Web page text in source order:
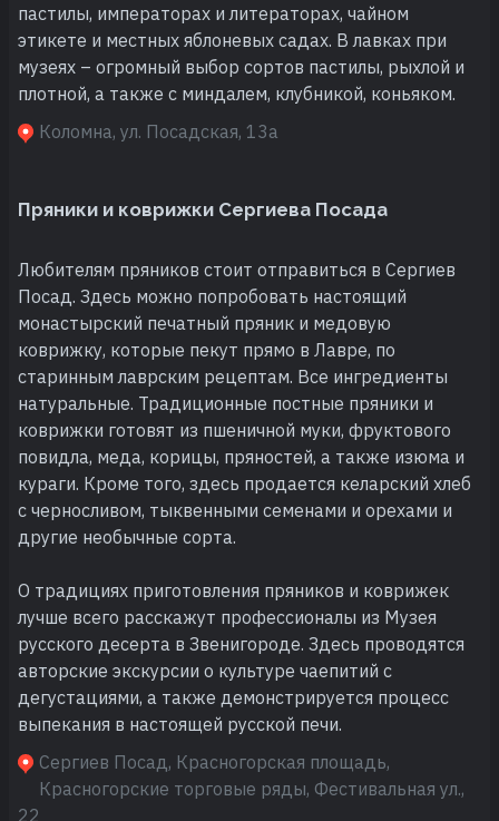
пастилы, императорах и литераторах, чайном
этикете и местных яблоневых садах. В лавках при
музеях – огромный выбор сортов пастилы, рыхлой и
плотной, а также с миндалем, клубникой, коньяком.
Коломна, ул. Посадская, 13а
Пряники и коврижки Сергиева Посада
Любителям пряников стоит отправиться в Сергиев
Посад. Здесь можно попробовать настоящий
монастырский печатный пряник и медовую
коврижку, которые пекут прямо в Лавре, по
старинным лаврским рецептам. Все ингредиенты
натуральные. Традиционные постные пряники и
коврижки готовят из пшеничной муки, фруктового
повидла, меда, корицы, пряностей, а также изюма и
кураги. Кроме того, здесь продается келарский хлеб
с черносливом, тыквенными семенами и орехами и
другие необычные сорта.
О традициях приготовления пряников и коврижек
лучше всего расскажут профессионалы из Музея
русского десерта в Звенигороде. Здесь проводятся
авторские экскурсии о культуре чаепитий с
дегустациями, а также демонстрируется процесс
выпекания в настоящей русской печи.
Сергиев Посад, Красногорская площадь,
Красногорские торговые ряды, Фестивальная ул.,
22